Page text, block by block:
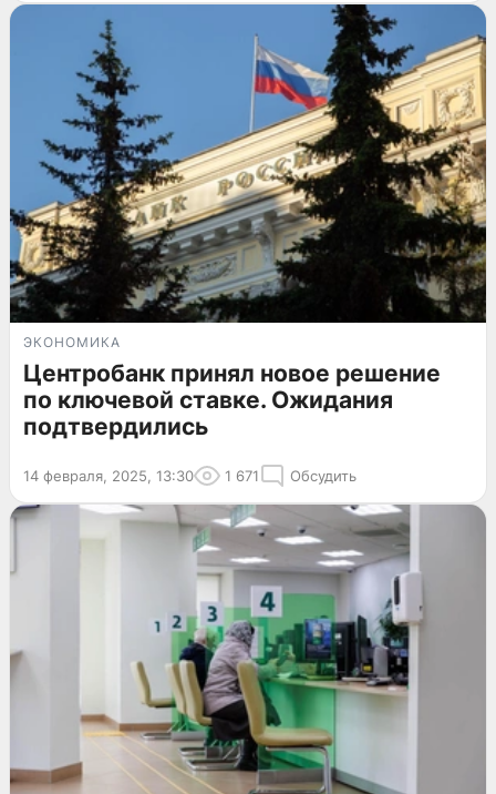
ЭКОНОМИКА
Центробанк принял новое решение
по ключевой ставке. Ожидания
подтвердились
14 февраля, 2025, 13:30 1 671 Обсудить